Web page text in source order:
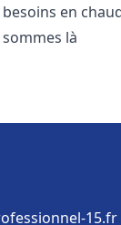
besoins en
sommes là
15.fr